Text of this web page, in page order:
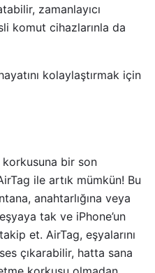
zamanlayıcı
komut cihazlarınla da
kolaylaştırmak için
korkusuna bir son
ile artık mümkün! Bu
anahtarlığına veya
tak ve iPhone’un
et. AirTag, eşyalarını
çıkarabilir, hatta sana